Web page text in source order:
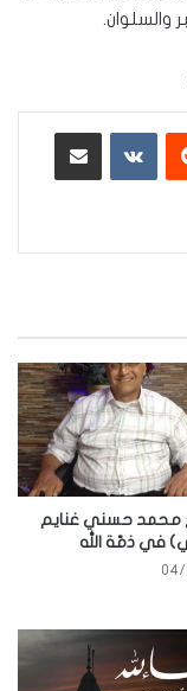
والسلوان.
‏VKontakte
محمد حسني غنايم
في ذمّة الله
04/